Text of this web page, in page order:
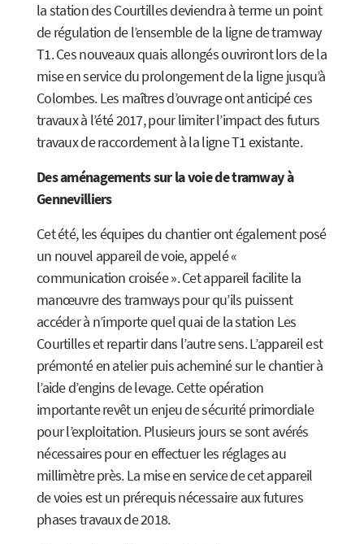
la station des Courtilles deviendra à terme un point
de régulation de l’ensemble de la ligne de tramway
T1. Ces nouveaux quais allongés ouvriront lors de la
mise en service du prolongement de la ligne jusqu’à
Colombes. Les maîtres d’ouvrage ont anticipé ces
travaux à l’été 2017, pour limiter l’impact des futurs
travaux de raccordement à la ligne T1 existante.
Des aménagements sur la voie de tramway à
Gennevilliers
Cet été, les équipes du chantier ont également posé
un nouvel appareil de voie, appelé «
communication croisée ». Cet appareil facilite la
manœuvre des tramways pour qu’ils puissent
accéder à n’importe quel quai de la station Les
Courtilles et repartir dans l’autre sens. L’appareil est
prémonté en atelier puis acheminé sur le chantier à
l’aide d’engins de levage. Cette opération
importante revêt un enjeu de sécurité primordiale
pour l’exploitation. Plusieurs jours se sont avérés
nécessaires pour en effectuer les réglages au
millimètre près. La mise en service de cet appareil
de voies est un prérequis nécessaire aux futures
phases travaux de 2018.